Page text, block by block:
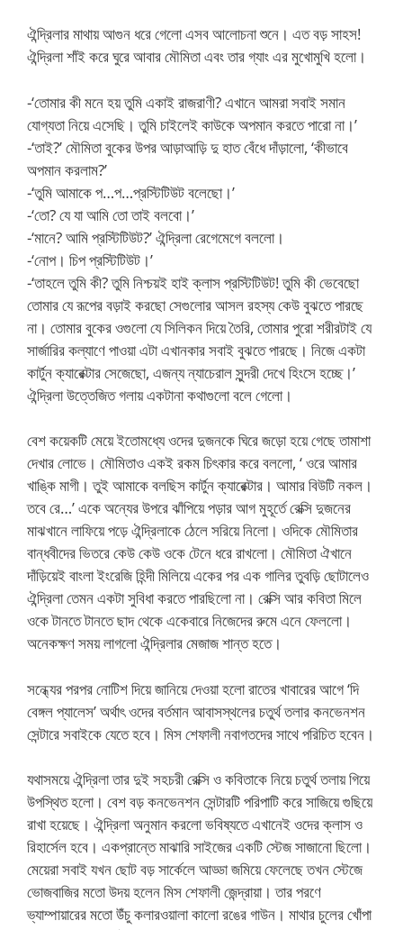
ঐন্দ্রিলার মাথায় আগুন ধরে গেলো এসব আলোচনা শুনে। এত বড় সাহস!
ঐন্দ্রিলা শাঁই করে ঘুরে আবার মৌমিতা এবং তার গ্যাং এর মুখোমুখি হলো।
-‘তোমার কী মনে হয় তুমি একাই রাজরাণী? এখানে আমরা সবাই সমান
যোগ্যতা নিয়ে এসেছি। তুমি চাইলেই কাউকে অপমান করতে পারো না।’
-‘তাই?’ মৌমিতা বুকের উপর আড়াআড়ি দু হাত বেঁধে দাঁড়ালো, ‘কীভাবে
অপমান করলাম?’
-‘তুমি আমাকে প…প…প্রস্টিটিউট বলেছো।’
-‘তো? যে যা আমি তো তাই বলবো।’
-‘মানে? আমি প্রস্টিটিউট?’ ঐন্দ্রিলা রেগেমেগে বললো।
-‘নোপ। চিপ প্রস্টিটিউট।’
-‘তাহলে তুমি কী? তুমি নিশ্চয়ই হাই ক্লাস প্রস্টিটিউট! তুমি কী ভেবেছো
তোমার যে রূপের বড়াই করছো সেগুলোর আসল রহস্য কেউ বুঝতে পারছে
না। তোমার বুকের ওগুলো যে সিলিকন দিয়ে তৈরি, তোমার পুরো শরীরটাই যে
সার্জারির কল্যাণে পাওয়া এটা এখানকার সবাই বুঝতে পারছে। নিজে একটা
কার্টুন ক্যারেক্টার সেজেছো, এজন্য ন্যাচেরাল সুন্দরী দেখে হিংসে হচ্ছে।’
ঐন্দ্রিলা উত্তেজিত গলায় একটানা কথাগুলো বলে গেলো।
বেশ কয়েকটি মেয়ে ইতোমধ্যে ওদের দুজনকে ঘিরে জড়ো হয়ে গেছে তামাশা
দেখার লোভে। মৌমিতাও একই রকম চিৎকার করে বললো, ‘ ওরে আমার
খাঙ্কি মাগী। তুই আমাকে বলছিস কার্টুন ক্যারেক্টার। আমার বিউটি নকল।
তবে রে…’ একে অন্যের উপরে ঝাঁপিয়ে পড়ার আগ মুহূর্তে রেক্সি দুজনের
মাঝখানে লাফিয়ে পড়ে ঐন্দ্রিলাকে ঠেলে সরিয়ে নিলো। ওদিকে মৌমিতার
বান্ধবীদের ভিতরে কেউ কেউ ওকে টেনে ধরে রাখলো। মৌমিতা ঐখানে
দাঁড়িয়েই বাংলা ইংরেজি হিন্দী মিলিয়ে একের পর এক গালির তুবড়ি ছোটালেও
ঐন্দ্রিলা তেমন একটা সুবিধা করতে পারছিলো না। রেক্সি আর কবিতা মিলে
ওকে টানতে টানতে ছাদ থেকে একেবারে নিজেদের রুমে এনে ফেললো।
অনেকক্ষণ সময় লাগলো ঐন্দ্রিলার মেজাজ শান্ত হতে।
সন্ধ্যের পরপর নোটিশ দিয়ে জানিয়ে দেওয়া হলো রাতের খাবারের আগে ‘দি
বেঙ্গল প্যালেস’ অর্থাৎ ওদের বর্তমান আবাসস্থলের চতুর্থ তলার কনভেনশন
সেন্টারে সবাইকে যেতে হবে। মিস শেফালী নবাগতদের সাথে পরিচিত হবেন।
যথাসময়ে ঐন্দ্রিলা তার দুই সহচরী রেক্সি ও কবিতাকে নিয়ে চতুর্থ তলায় গিয়ে
উপস্থিত হলো। বেশ বড় কনভেনশন সেন্টারটি পরিপাটি করে সাজিয়ে গুছিয়ে
রাখা হয়েছে। ঐন্দ্রিলা অনুমান করলো ভবিষ্যতে এখানেই ওদের ক্লাস ও
রিহার্সেল হবে। একপ্রান্তে মাঝারি সাইজের একটি স্টেজ সাজানো ছিলো।
মেয়েরা সবাই যখন ছোট বড় সার্কেলে আড্ডা জমিয়ে ফেলেছে তখন স্টেজে
ভোজবাজির মতো উদয় হলেন মিস শেফালী জেন্দ্রায়া। তার পরণে
ভ্যাম্পায়ারের মতো উঁচু কলারওয়ালা কালো রঙের গাউন। মাথার চুলের খোঁপা